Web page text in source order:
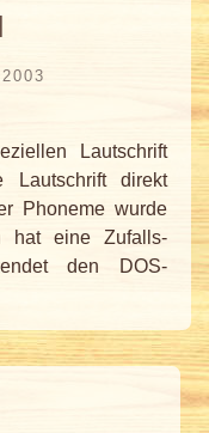
Lautschrift
Lautschrift direkt
Phoneme wurde
hat eine Zufalls-
den DOS-